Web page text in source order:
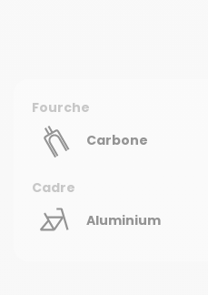
Fourche
Carbone
Cadre
Aluminium